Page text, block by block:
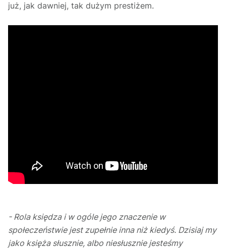
już, jak dawniej, tak dużym prestiżem.
- Rola księdza i w ogóle jego znaczenie w
społeczeństwie jest zupełnie inna niż kiedyś. Dzisiaj my
jako księża słusznie, albo niesłusznie jesteśmy